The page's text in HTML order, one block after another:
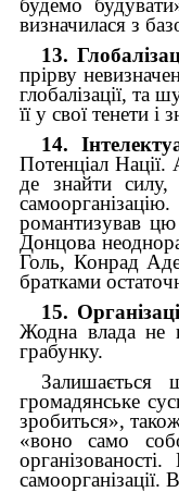
визначилася з
13.
прірву
глобалізації, та
її у свої тенети
14.
Потенціал Нації.
де знайти силу,
романтизував
Донцова
Голь, Конрад
братками
15.
Жодна влада не
грабунку.
Залишається
громадянське
зробиться»,
«воно само
самоорганізації.